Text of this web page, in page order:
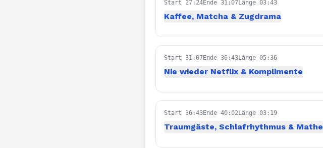
Start 27:24Ende 31:07Länge 03:43
Kaffee, Matcha & Zugdrama
Start 31:07Ende 36:43Länge 05:36
Nie wieder Netflix & Komplimente
Start 36:43Ende 40:02Länge 03:19
Traumgäste, Schlafrhythmus & Mathe